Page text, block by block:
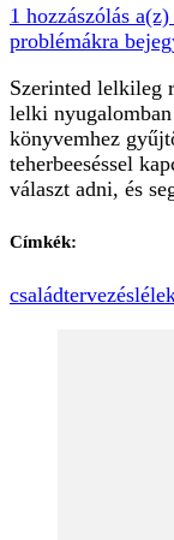
1 hozzászólás a(z)
problémákra
Szerinted lelkileg
lelki
könyvemhez
teherbeeséssel
választ adni, és
Címkék:
családtervezés